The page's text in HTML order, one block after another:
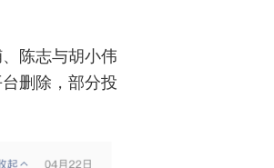
陈志与胡小伟
删除，部分投